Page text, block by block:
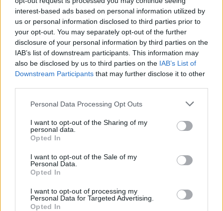
interest-based ads based on personal information utilized by
us or personal information disclosed to third parties prior to
your opt-out. You may separately opt-out of the further
disclosure of your personal information by third parties on the
IAB’s list of downstream participants. This information may
also be disclosed by us to third parties on the IAB’s List of
Downstream Participants that may further disclose it to other
Personal Data Processing Opt Outs
I want to opt-out of the Sharing of my
personal data.
Opted In
I want to opt-out of the Sale of my
Personal Data.
Opted In
I want to opt-out of processing my
Personal Data for Targeted Advertising.
Opted In
Laserowa
Kolor:
Cyjan
1 szt.
Toner Unison
Do 5000 stron